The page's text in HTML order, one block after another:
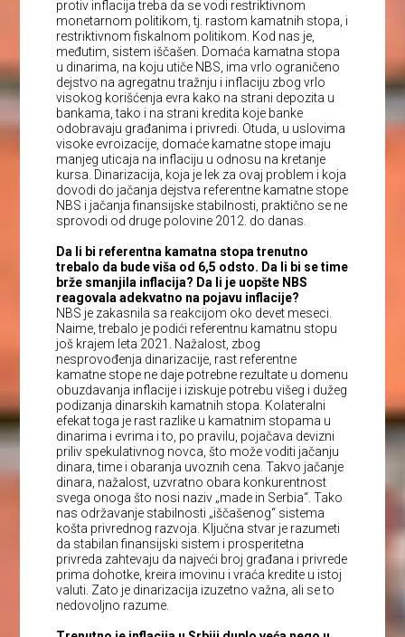
protiv inflacija treba da se vodi restriktivnom
monetarnom politikom, tj. rastom kamatnih stopa, i
restriktivnom fiskalnom politikom. Kod nas je,
međutim, sistem iščašen. Domaća kamatna stopa
u dinarima, na koju utiče NBS, ima vrlo ograničeno
dejstvo na agregatnu tražnju i inflaciju zbog vrlo
visokog korišćenja evra kako na strani depozita u
bankama, tako i na strani kredita koje banke
odobravaju građanima i privredi. Otuda, u uslovima
visoke evroizacije, domaće kamatne stope imaju
manjeg uticaja na inflaciju u odnosu na kretanje
kursa. Dinarizacija, koja je lek za ovaj problem i koja
dovodi do jačanja dejstva referentne kamatne stope
NBS i jačanja finansijske stabilnosti, praktično se ne
sprovodi od druge polovine 2012. do danas.
Da li bi referentna kamatna stopa trenutno
trebalo da bude viša od 6,5 odsto. Da li bi se time
brže smanjila inflacija? Da li je uopšte NBS
reagovala adekvatno na pojavu inflacije?
NBS je zakasnila sa reakcijom oko devet meseci.
Naime, trebalo je podići referentnu kamatnu stopu
još krajem leta 2021. Nažalost, zbog
nesprovođenja dinarizacije, rast referentne
kamatne stope ne daje potrebne rezultate u domenu
obuzdavanja inflacije i iziskuje potrebu višeg i dužeg
podizanja dinarskih kamatnih stopa. Kolateralni
efekat toga je rast razlike u kamatnim stopama u
dinarima i evrima i to, po pravilu, pojačava devizni
priliv spekulativnog novca, što može voditi jačanju
dinara, time i obaranja uvoznih cena. Takvo jačanje
dinara, nažalost, uzvratno obara konkurentnost
svega onoga što nosi naziv „made in Serbia“. Tako
nas održavanje stabilnosti „iščašenog“ sistema
košta privrednog razvoja. Ključna stvar je razumeti
da stabilan finansijski sistem i prosperitetna
privreda zahtevaju da najveći broj građana i privrede
prima dohotke, kreira imovinu i vraća kredite u istoj
valuti. Zato je dinarizacija izuzetno važna, ali se to
nedovoljno razume.